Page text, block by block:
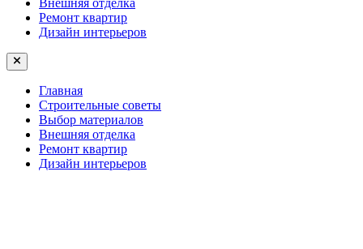
Ремонт квартир
Дизайн интерьеров
Главная
Строительные советы
Выбор материалов
Внешняя отделка
Ремонт квартир
Дизайн интерьеров